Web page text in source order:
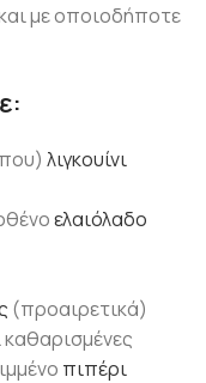
με οποιοδήποτε
λιγκουίνι
ελαιόλαδο
(προαιρετικά)
καθαρισμένες
πιπέρι